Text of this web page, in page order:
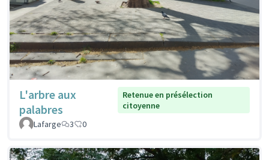
L'arbre aux
palabres
Retenue en présélection
citoyenne
Lafarge
3 0